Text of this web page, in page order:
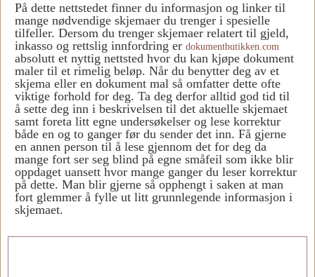
På dette nettstedet finner du informasjon og linker til
mange nødvendige skjemaer du trenger i spesielle
tilfeller. Dersom du trenger skjemaer relatert til gjeld,
inkasso og rettslig innfordring er dokumentbutikken.com
absolutt et nyttig nettsted hvor du kan kjøpe dokument
maler til et rimelig beløp. Når du benytter deg av et
skjema eller en dokument mal så omfatter dette ofte
viktige forhold for deg. Ta deg derfor alltid god tid til
å sette deg inn i beskrivelsen til det aktuelle skjemaet
samt foreta litt egne undersøkelser og lese korrektur
både en og to ganger før du sender det inn. Få gjerne
en annen person til å lese gjennom det for deg da
mange fort ser seg blind på egne småfeil som ikke blir
oppdaget uansett hvor mange ganger du leser korrektur
på dette. Man blir gjerne så opphengt i saken at man
fort glemmer å fylle ut litt grunnlegende informasjon i
skjemaet.